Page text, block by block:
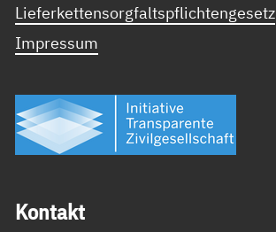
Lieferkettensorgfaltspflichtengesetz
Impressum
Kon­takt